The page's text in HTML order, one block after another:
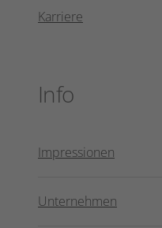
Karriere
Info
Impressionen
Unternehmen